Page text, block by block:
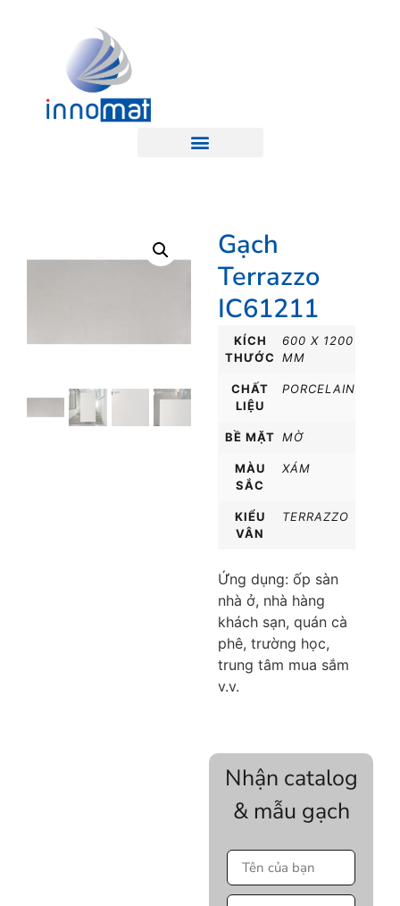
Gạch
Terrazzo
IC61211
KÍCH
THƯỚC
600 X 1200
MM
CHẤT
LIỆU
PORCELAIN
BỀ MẶT MỜ
MÀU
SẮC
XÁM
KIỂU
VÂN
TERRAZZO
Ứng dụng: ốp sàn
nhà ở, nhà hàng
khách sạn, quán cà
phê, trường học,
trung tâm mua sắm
v.v.
Nhận catalog
& mẫu gạch